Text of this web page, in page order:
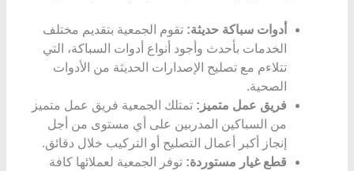
أدوات سباكة حديثة: تقوم الجمعية بتقديم مختلف
الخدمات بأحدث وأجود أنواع أدوات السباكة، التي
تتلاءم مع تصليح الإصدارات الحديثة من الأدوات
الصحية.
فريق عمل متميز: تمتلك الجمعية فريق عمل متميز
من السباكين المدربين على أي مستوى من أجل
إنجاز أكبر أعمال التصليح أو التركيب خلال دقائق.
قطع غيار مستوردة: توفر الجمعية لعملائها كافة